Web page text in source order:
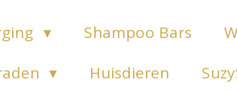
Shampoo Bars
Huisdieren